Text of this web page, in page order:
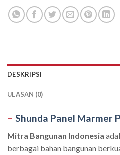
DESKRIPSI
ULASAN (0)
– Shunda Panel Marmer
Mitra Bangunan Indonesia
berbagai bahan bangunan